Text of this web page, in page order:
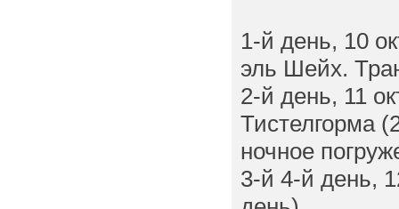
1-й день, 10
эль Шейх.
2-й день, 11
Тистелгорма
ночное
3-й 4-й день,